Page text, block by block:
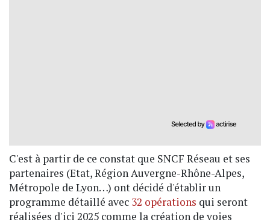
C'est à partir de ce constat que SNCF Réseau et ses
partenaires (Etat, Région Auvergne-Rhône-Alpes,
Métropole de Lyon…) ont décidé d'établir un
programme détaillé avec 32 opérations qui seront
réalisées d'ici 2025 comme la création de voies